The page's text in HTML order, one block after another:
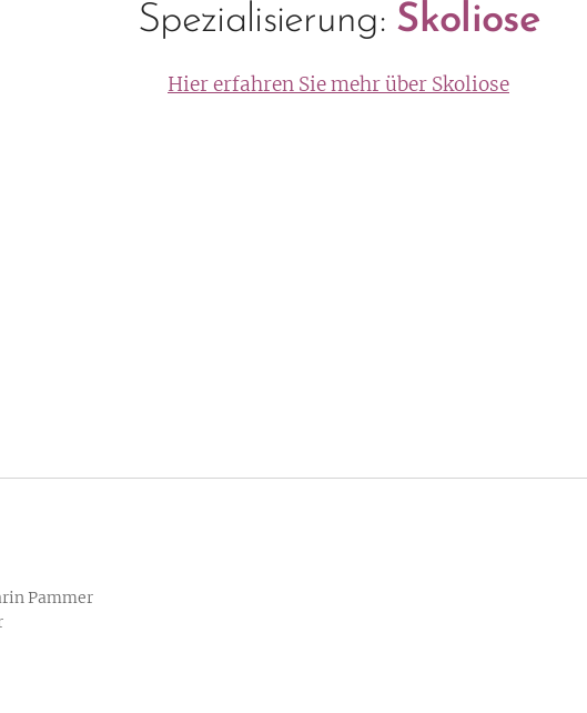
Spezialisierung: Skoliose
Hier erfahren Sie mehr über Skoliose
Pammer